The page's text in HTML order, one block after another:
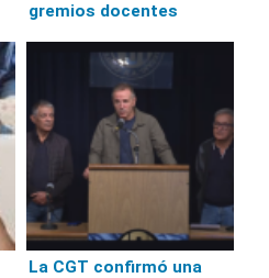
gremios docentes
La CGT confirmó una